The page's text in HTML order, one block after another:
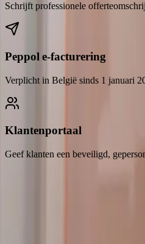
Schrijft professionele
Peppol e-facturering
Verplicht in België sinds 1 januari
Klantenportaal
Geef klanten een beveiligd,